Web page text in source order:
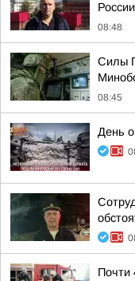
России
08:48
Силы
08:45
День
Почти